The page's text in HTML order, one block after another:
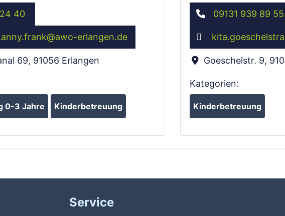
40
@awo-erlangen.de
69, 91056 Erlangen
0-3 Jahre Kinderbetreuung
09131 939 89 55
Goeschelstr. 9,
Kategorien:
Kinderbetreuung
Service